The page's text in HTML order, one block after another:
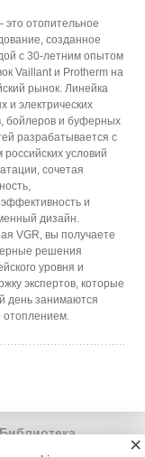
это отопительное
созданное
с 30-летним опытом
Vaillant и Protherm на
рынок. Линейка
и электрических
бойлеров и буферных
разрабатывается с
российских условий
сочетая
и
дизайн.
VGR, вы получаете
решения
уровня и
экспертов, которые
день занимаются
отоплением.
×